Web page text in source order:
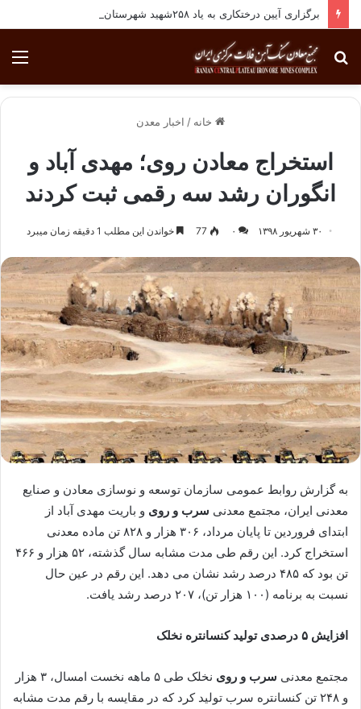
برگزاری آیین درختکاری به یاد ۲۵۸شهید شهرستان بافق
جستجو
برای
خانه / اخبار معدن
استخراج معادن روی؛ مهدی آباد و
انگوران رشد سه رقمی ثبت کردند
۳۰ شهریور ۱۳۹۸ ۰ 77 خواندن این مطلب 1 دقیقه زمان میبرد
به گزارش روابط عمومی سازمان توسعه و نوسازی معادن و صنایع
معدنی ایران، مجتمع معدنی سرب و روی و باریت مهدی آباد از
ابتدای فروردین تا پایان مرداد، ۳۰۶ هزار و ۸۲۸ تن ماده معدنی
استخراج کرد. این رقم طی مدت مشابه سال گذشته، ۵۲ هزار و ۴۶۶
تن بود که ۴۸۵ درصد رشد نشان می دهد. این رقم در عین حال
نسبت به برنامه (۱۰۰ هزار تن)، ۲۰۷ درصد رشد یافت.
افزایش ۵ درصدی تولید کنسانتره نخلک
مجتمع معدنی سرب و روی
نخلک طی ۵ ماهه نخست امسال، ۳ هزار
و ۲۴۸ تن کنسانتره سرب تولید کرد که در مقایسه با رقم مدت مشابه